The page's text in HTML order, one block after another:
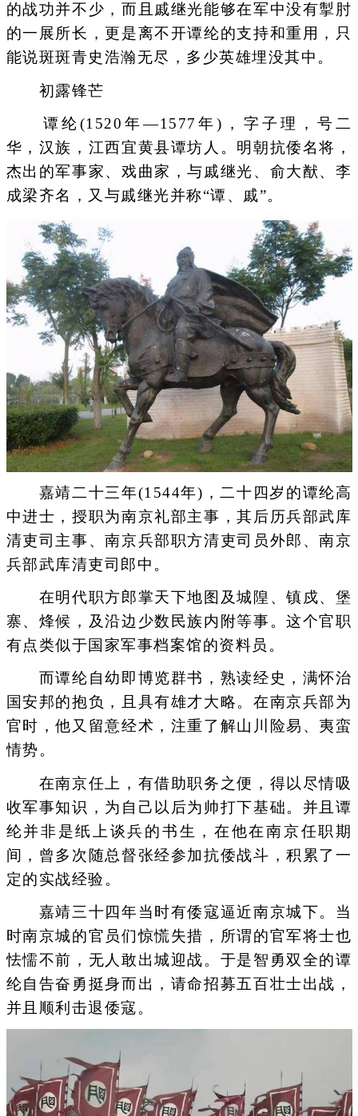
的战功并不少，而且戚继光能够在军中没有掣肘
的一展所长，更是离不开谭纶的支持和重用，只
能说斑斑青史浩瀚无尽，多少英雄埋没其中。
初露锋芒
谭纶(1520年—1577年)，字子理，号二
华，汉族，江西宜黄县谭坊人。明朝抗倭名将，
杰出的军事家、戏曲家，与戚继光、俞大猷、李
成梁齐名，又与戚继光并称“谭、戚”。
嘉靖二十三年(1544年)，二十四岁的谭纶高
中进士，授职为南京礼部主事，其后历兵部武库
清吏司主事、南京兵部职方清吏司员外郎、南京
兵部武库清吏司郎中。
在明代职方郎掌天下地图及城隍、镇戍、堡
寨、烽候，及沿边少数民族内附等事。这个官职
有点类似于国家军事档案馆的资料员。
而谭纶自幼即博览群书，熟读经史，满怀治
国安邦的抱负，且具有雄才大略。在南京兵部为
官时，他又留意经术，注重了解山川险易、夷蛮
情势。
在南京任上，有借助职务之便，得以尽情吸
收军事知识，为自己以后为帅打下基础。并且谭
纶并非是纸上谈兵的书生，在他在南京任职期
间，曾多次随总督张经参加抗倭战斗，积累了一
定的实战经验。
嘉靖三十四年当时有倭寇逼近南京城下。当
时南京城的官员们惊慌失措，所谓的官军将士也
怯懦不前，无人敢出城迎战。于是智勇双全的谭
纶自告奋勇挺身而出，请命招募五百壮士出战，
并且顺利击退倭寇。